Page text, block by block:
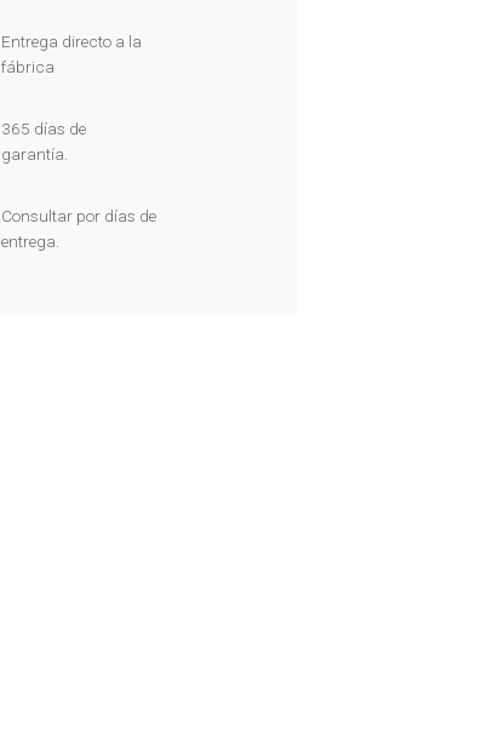
Entrega directo a la
fábrica
365 días de
garantía.
Consultar por días de
entrega.